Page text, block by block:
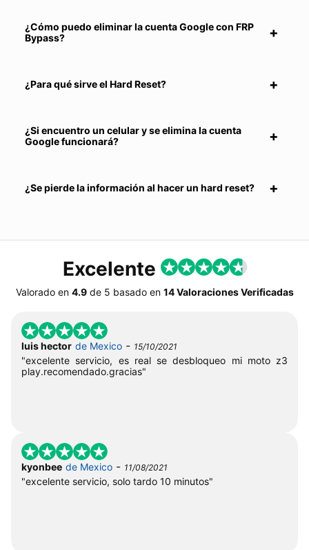
¿Cómo puedo eliminar la cuenta Google con FRP
Bypass?
¿Para qué sirve el Hard Reset?
¿Si encuentro un celular y se elimina la cuenta
Google funcionará?
¿Se pierde la información al hacer un hard reset?
Excelente
Valorado en 4.9de 5 basado en 14 Valoraciones Verificadas
luis hector de Mexico - 15/10/2021
"excelente servicio, es real se desbloqueo mi moto z3
play.recomendado.gracias"
kyonbee de Mexico - 11/08/2021
"excelente servicio, solo tardo 10 minutos"